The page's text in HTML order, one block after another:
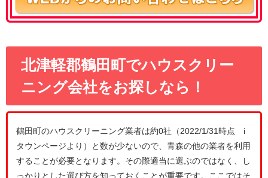
北津軽郡鶴田町でハウスクリー
ニング会社をお探しなら！
鶴田町のハウスクリーニング業者は約0社（2022/1/31時点 i
タウンページより）と数が少ないので、青森の他の業者を利用
することが必要となります。その際適当に選ぶのではなく、し
っかりとした選び方を知っておくことが重要です。ここではそ